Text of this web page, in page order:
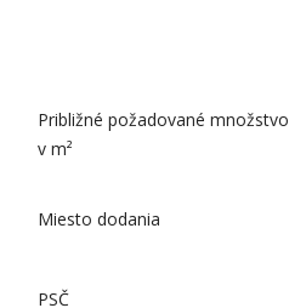
Približné požadované množstvo
v m²
Miesto dodania
PSČ